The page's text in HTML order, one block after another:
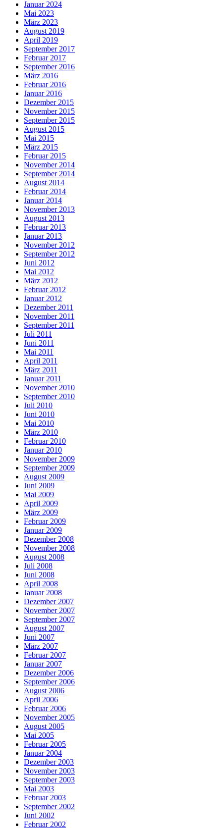
Januar 2024
Mai 2023
März 2023
August 2019
April 2019
September 2017
Februar 2017
September 2016
März 2016
Februar 2016
Januar 2016
Dezember 2015
November 2015
September 2015
August 2015
Mai 2015
März 2015
Februar 2015
November 2014
September 2014
August 2014
Februar 2014
Januar 2014
November 2013
August 2013
Februar 2013
Januar 2013
November 2012
September 2012
Juni 2012
Mai 2012
März 2012
Februar 2012
Januar 2012
Dezember 2011
November 2011
September 2011
Juli 2011
Juni 2011
Mai 2011
April 2011
März 2011
Januar 2011
November 2010
September 2010
Juli 2010
Juni 2010
Mai 2010
März 2010
Februar 2010
Januar 2010
November 2009
September 2009
August 2009
Juni 2009
Mai 2009
April 2009
März 2009
Februar 2009
Januar 2009
Dezember 2008
November 2008
August 2008
Juli 2008
Juni 2008
April 2008
Januar 2008
Dezember 2007
November 2007
September 2007
August 2007
Juni 2007
März 2007
Februar 2007
Januar 2007
Dezember 2006
September 2006
August 2006
April 2006
Februar 2006
November 2005
August 2005
Mai 2005
Februar 2005
Januar 2004
Dezember 2003
November 2003
September 2003
Mai 2003
Februar 2003
September 2002
Juni 2002
Februar 2002